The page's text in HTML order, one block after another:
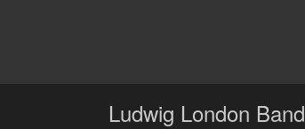
Ludwig London Band